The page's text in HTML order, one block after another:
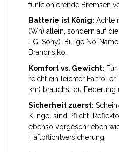
funktionierende Bremsen
Batterie ist König: Achte
(Wh) allein, sondern auf
LG, Sony). Billige No-
Brandrisiko.
Komfort vs. Gewicht:
reicht ein leichter
km) brauchst du Federung
Sicherheit zuerst:
Klingel sind Pflicht.
ebenso vorgeschrieben
Haftpflichtversicherung.